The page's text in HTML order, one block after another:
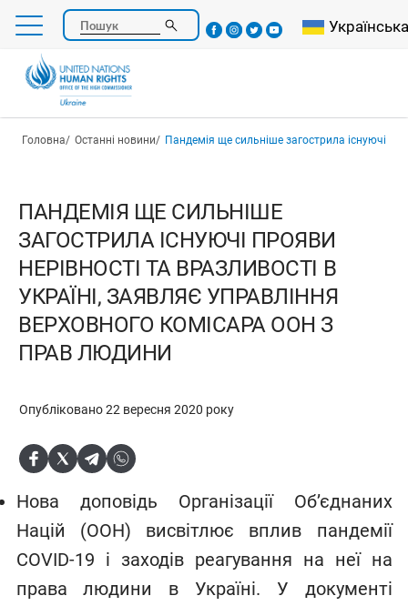
Перейти
основного
Пошук Select your
Українська
Рядок навіґації
Головна Останні новини Пандемія ще сильніше загострила існуючі прояви нерівності та вразливості в Україні, заявляє
ПАНДЕМІЯ ЩЕ СИЛЬНІШЕ
ЗАГОСТРИЛА ІСНУЮЧІ ПРОЯВИ
НЕРІВНОСТІ ТА ВРАЗЛИВОСТІ В
УКРАЇНІ, ЗАЯВЛЯЄ УПРАВЛІННЯ
ВЕРХОВНОГО КОМІСАРА ООН З
ПРАВ ЛЮДИНИ
Опубліковано 22 вересня 2020 року
Нова доповідь Організації Об’єднаних
Націй (ООН) висвітлює вплив пандемії
COVID-19 і заходів реагування на неї на
права людини в Україні. У документі